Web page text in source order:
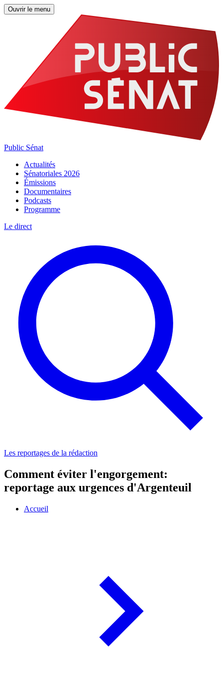
Ouvrir le menu
Public Sénat
Actualités
Sénatoriales 2026
Émissions
Documentaires
Podcasts
Programme
Le direct
Les reportages de la rédaction
Comment éviter l'engorgement:
reportage aux urgences d'Argenteuil
Accueil